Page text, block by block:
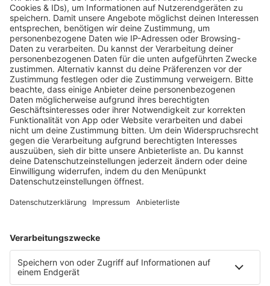
KW30 Album der Woche
SONNY FODERA “CAN WE DO IT
ALL AGAIN?”
Mit seinem sechsten Studioalbum präsentiert
Sonny Fodera ein Meisterwerk aus fünf Jahren
kreativer Arbeit – ein Zeugnis dafür, dass seine